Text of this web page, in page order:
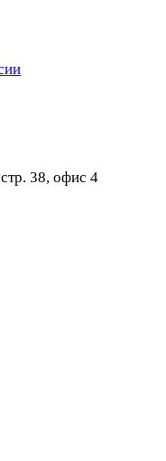
38, офис 4